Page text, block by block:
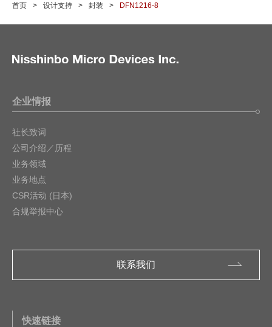
首页 设计支持 封装 DFN1216-8
企业情报
社长致词
公司介绍／历程
业务领域
业务地点
CSR活动 (日本)
合规举报中心
联系我们
快速链接